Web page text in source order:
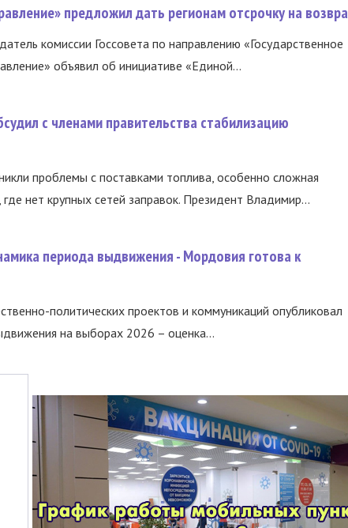
предложил дать регионам отсрочку на возвра
комиссии Госсовета по направлению «Государственное
объявил об инициативе «Единой...
с членами правительства стабилизацию
проблемы с поставками топлива, особенно сложная
нет крупных сетей заправок. Президент Владимир...
периода выдвижения - Мордовия готова к
политических проектов и коммуникаций опубликовал
на выборах 2026 – оценка...